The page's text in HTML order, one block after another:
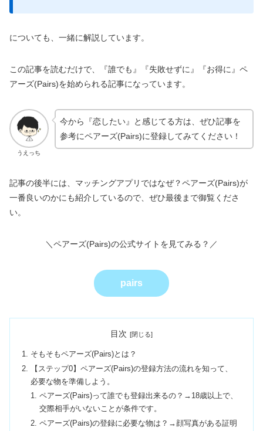
についても、一緒に解説しています。
この記事を読むだけで、『誰でも』『失敗せずに』『お得に』ペ
アーズ(Pairs)を始められる記事になっています。
うえっち
今から『恋したい』と感じてる方は、ぜひ記事を
参考にペアーズ(Pairs)に登録してみてください！
記事の後半には、マッチングアプリではなぜ？ペアーズ(Pairs)が
一番良いのかにも紹介しているので、ぜひ最後まで御覧くださ
い。
＼ペアーズ(Pairs)の公式サイトを見てみる？／
pairs
目次
そもそもペアーズ(Pairs)とは？
【ステップ0】ペアーズ(Pairs)の登録方法の流れを知って、
必要な物を準備しよう。
ペアーズ(Pairs)って誰でも登録出来るの？→18歳以上で、
交際相手がいないことが条件です。
ペアーズ(Pairs)の登録に必要な物は？→顔写真がある証明